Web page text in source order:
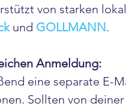
von starken
und GOLLMANN.
Anmeldung:
eine separate E-
Sollten von